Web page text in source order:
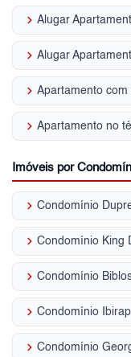
keyboard_arrow_right
keyboard_arrow_right
keyboard_arrow_right
keyboard_arrow_right
Imóveis por
keyboard_arrow_right Condomínio
keyboard_arrow_right Condomínio King
keyboard_arrow_right Condomínio
keyboard_arrow_right Condomínio
keyboard_arrow_right Condomínio